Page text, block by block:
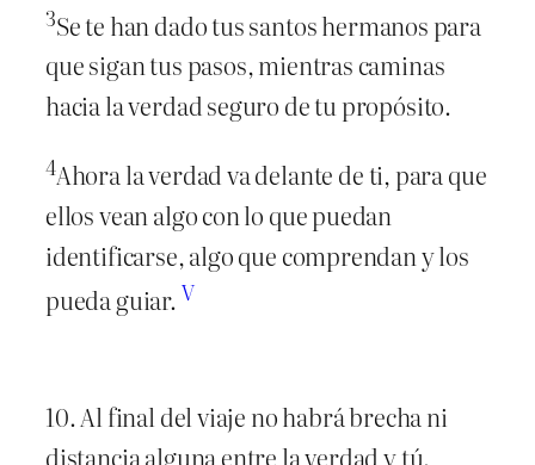
3Se te han dado tus santos hermanos para
que sigan tus pasos, mientras caminas
hacia la verdad seguro de tu propósito.
4Ahora la verdad va delante de ti, para que
ellos vean algo con lo que puedan
identificarse, algo que comprendan y los
pueda guiar. V
10. Al final del viaje no habrá brecha ni
distancia alguna entre la verdad y tú.